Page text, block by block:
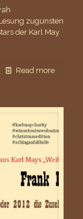
zugunsten
der Karl May
Read more